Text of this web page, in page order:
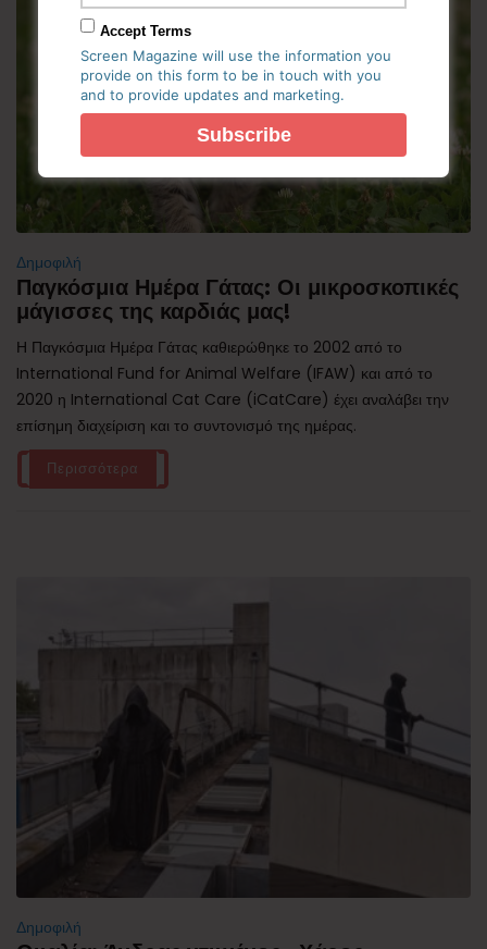
Δημοφιλή
Παγκόσμια Ημέρα Γάτας: Οι μικροσκοπικές
μάγισσες της καρδιάς μας!
Η Παγκόσμια Ημέρα Γάτας καθιερώθηκε το 2002 από το
International Fund for Animal Welfare (IFAW) και από το
2020 η International Cat Care (iCatCare) έχει αναλάβει την
επίσημη διαχείριση και το συντονισμό της ημέρας.
Περισσότερα
Δημοφιλή
Accept Terms
Screen Magazine will use the information you
provide on this form to be in touch with you
and to provide updates and marketing.